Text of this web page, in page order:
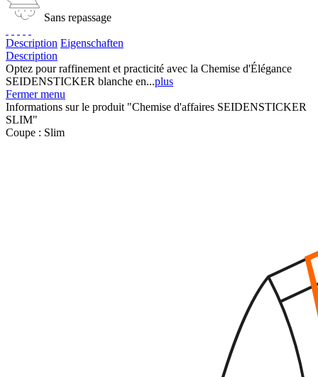
Sans repassage
Description Eigenschaften
Description
Optez pour raffinement et practicité avec la Chemise d'Élégance
SEIDENSTICKER blanche en...plus
Fermer menu
Informations sur le produit "Chemise d'affaires SEIDENSTICKER
SLIM"
Coupe : Slim